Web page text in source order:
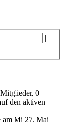
|
0
den aktiven
am Mi 27. Mai